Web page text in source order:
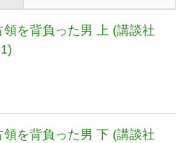
領を背負った男 上 (講談社
領を背負った男 下 (講談社